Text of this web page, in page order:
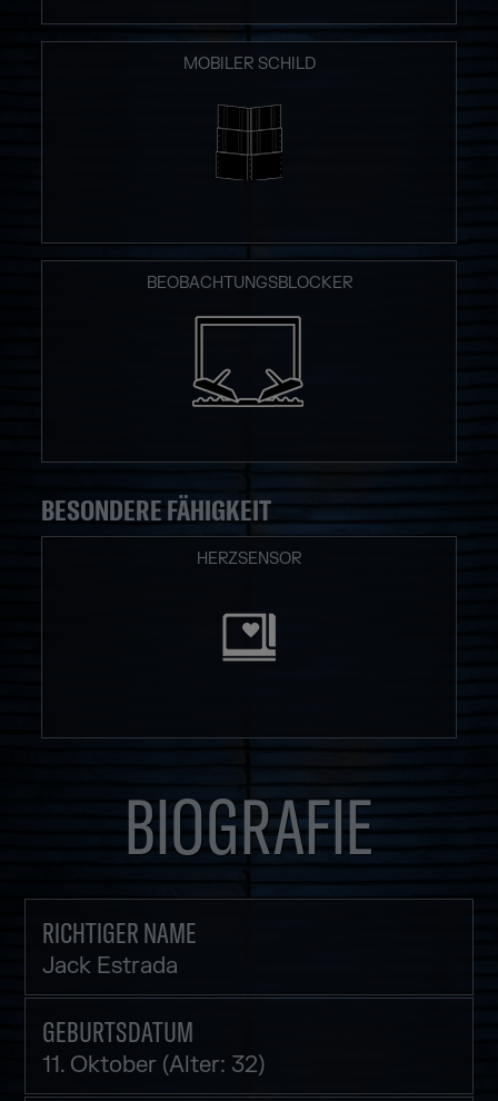
MOBILER SCHILD
BEOBACHTUNGSBLOCKER
BESONDERE FÄHIGKEIT
HERZSENSOR
BIOGRAFIE
RICHTIGER NAME
Jack Estrada
GEBURTSDATUM
11. Oktober (Alter: 32)